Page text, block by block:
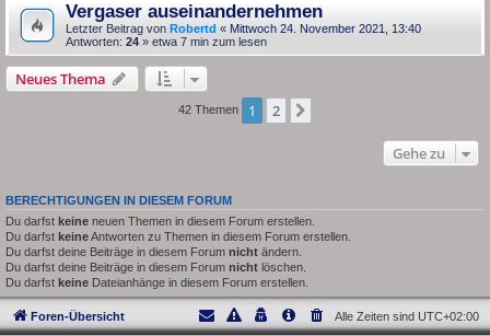
Vergaser auseinandernehmen
Letzter Beitrag von Robertd « Mittwoch 24. November 2021, 13:40
Antworten: 24 » etwa 7 min zum lesen
Neues Thema
42 Themen 1 2
Gehe zu
BERECHTIGUNGEN IN DIESEM FORUM
Du darfst keine neuen Themen in diesem Forum erstellen.
Du darfst keineAntworten zu Themen in diesem Forum erstellen.
Du darfst deine Beiträge in diesem Forum nicht ändern.
Du darfst deine Beiträge in diesem Forum nicht löschen.
Du darfst keine Dateianhänge in diesem Forum erstellen.
Foren-Übersicht Alle Zeiten sind UTC+02:00